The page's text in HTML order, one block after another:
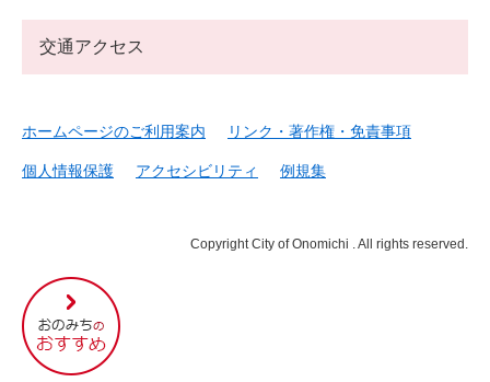
尾
道
市
の
交通アクセス
ホームページのご利用案内 リンク・著作権・免責事項
個人情報保護 アクセシビリティ 例規集
Copyright City of Onomichi . All rights reserved.